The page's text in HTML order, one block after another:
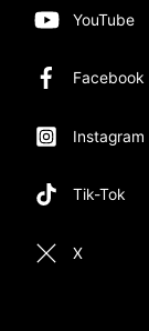
YouTube
Facebook
Instagram
Tik-Tok
X